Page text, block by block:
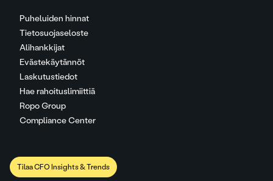
Puheluiden hinnat
Tietosuojaseloste
Alihankkijat
Evästekäytännöt
Laskutustiedot
Hae rahoituslimiittiä
Ropo Group
Compliance Center
Tilaa CFO Insights & Trends